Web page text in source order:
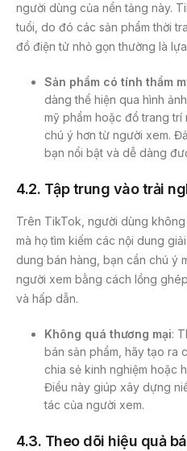
người dùng của nền tảng này.
tuổi, do đó các sản phẩm thời
đồ điện tử nhỏ gọn thường là
Sản phẩm có tính thẩm
dàng thể hiện qua hình
mỹ phẩm hoặc đồ trang trí
chú ý hơn từ người xem.
bạn nổi bật và dễ dàng
4.2. Tập trung vào trải
Trên TikTok, người dùng
mà họ tìm kiếm các nội dung
dung bán hàng, bạn cần chú ý
người xem bằng cách lồng
và hấp dẫn.
Không quá thương mại:
bán sản phẩm, hãy tạo ra
chia sẻ kinh nghiệm hoặc
Điều này giúp xây dựng
tác của người xem.
4.3. Theo dõi hiệu quả